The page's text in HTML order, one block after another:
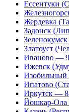
Ессентуки
Жердевка
Задонск
Златоуст
Иваново —
Ижевск
Изобильный
Ипатово
Иркутск —
Йошкар-Ола